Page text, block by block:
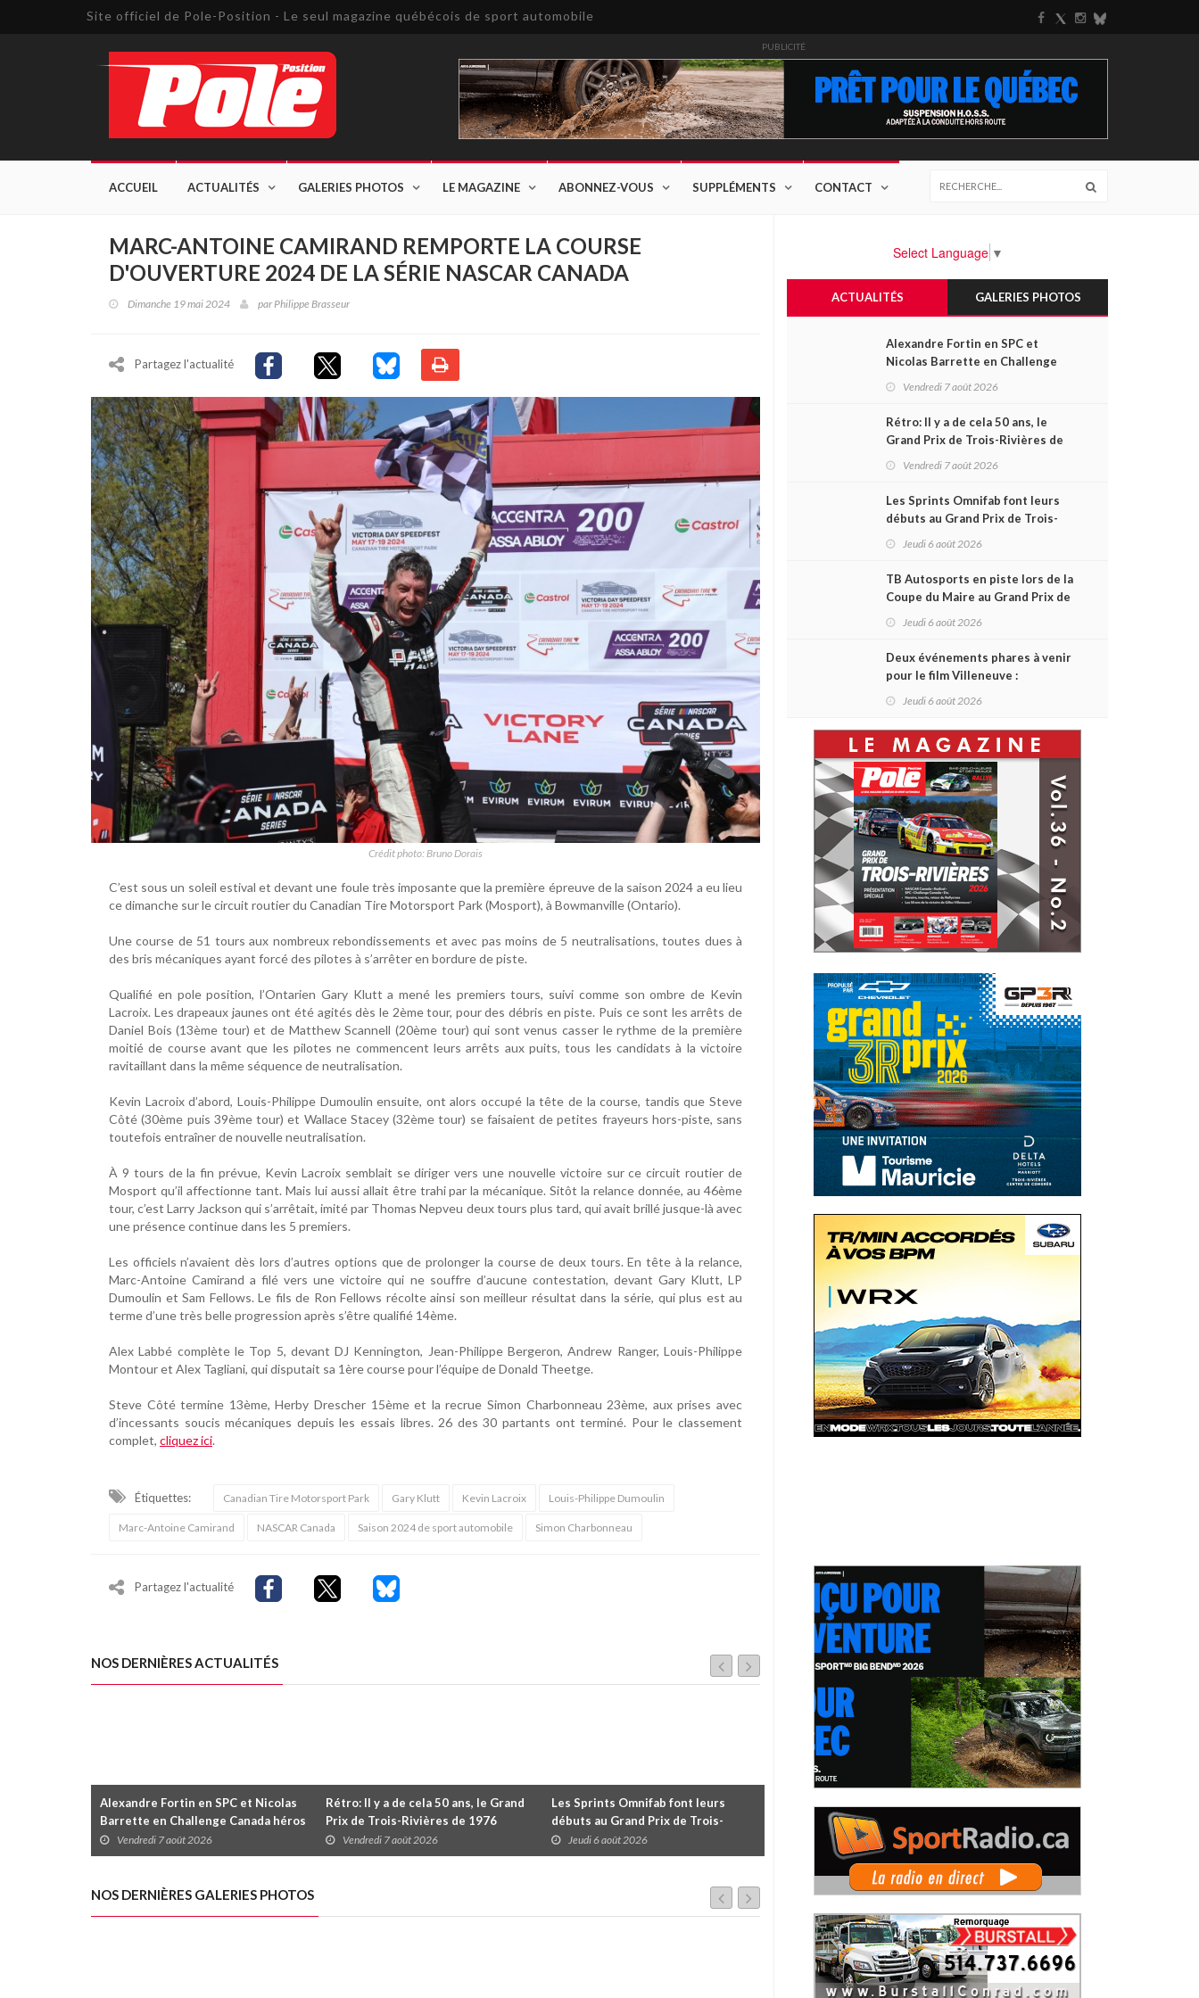
Site officiel de Pole-Position - Le seul magazine québécois de sport automobile
PUBLICITÉ
ACCUEIL ACTUALITÉS GALERIES PHOTOS LE MAGAZINE ABONNEZ-VOUS SUPPLÉMENTS CONTACT
MARC-ANTOINE CAMIRAND REMPORTE LA COURSE
D'OUVERTURE 2024 DE LA SÉRIE NASCAR CANADA
Dimanche 19 mai 2024 parPhilippe Brasseur
Partagez l'actualité
Crédit photo: Bruno Dorais
C’est sous un soleil estival et devant une foule très imposante que la première épreuve de la saison 2024 a eu lieu
ce dimanche sur le circuit routier du Canadian Tire Motorsport Park (Mosport), à Bowmanville (Ontario).
Une course de 51 tours aux nombreux rebondissements et avec pas moins de 5 neutralisations, toutes dues à
des bris mécaniques ayant forcé des pilotes à s’arrêter en bordure de piste.
Qualifié en pole position, l’Ontarien Gary Klutt a mené les premiers tours, suivi comme son ombre de Kevin
Lacroix. Les drapeaux jaunes ont été agités dès le 2ème tour, pour des débris en piste. Puis ce sont les arrêts de
Daniel Bois (13ème tour) et de Matthew Scannell (20ème tour) qui sont venus casser le rythme de la première
moitié de course avant que les pilotes ne commencent leurs arrêts aux puits, tous les candidats à la victoire
ravitaillant dans la même séquence de neutralisation.
Kevin Lacroix d’abord, Louis-Philippe Dumoulin ensuite, ont alors occupé la tête de la course, tandis que Steve
Côté (30ème puis 39ème tour) et Wallace Stacey (32ème tour) se faisaient de petites frayeurs hors-piste, sans
toutefois entraîner de nouvelle neutralisation.
À 9 tours de la fin prévue, Kevin Lacroix semblait se diriger vers une nouvelle victoire sur ce circuit routier de
Mosport qu’il affectionne tant. Mais lui aussi allait être trahi par la mécanique. Sitôt la relance donnée, au 46ème
tour, c’est Larry Jackson qui s’arrêtait, imité par Thomas Nepveu deux tours plus tard, qui avait brillé jusque-là avec
une présence continue dans les 5 premiers.
Les officiels n’avaient dès lors d’autres options que de prolonger la course de deux tours. En tête à la relance,
Marc-Antoine Camirand a filé vers une victoire qui ne souffre d’aucune contestation, devant Gary Klutt, LP
Dumoulin et Sam Fellows. Le fils de Ron Fellows récolte ainsi son meilleur résultat dans la série, qui plus est au
terme d’une très belle progression après s’être qualifié 14ème.
Alex Labbé complète le Top 5, devant DJ Kennington, Jean-Philippe Bergeron, Andrew Ranger, Louis-Philippe
Montour et Alex Tagliani, qui disputait sa 1ère course pour l’équipe de Donald Theetge.
Steve Côté termine 13ème, Herby Drescher 15ème et la recrue Simon Charbonneau 23ème, aux prises avec
d’incessants soucis mécaniques depuis les essais libres. 26 des 30 partants ont terminé. Pour le classement
complet, cliquez ici.
Étiquettes: Canadian Tire Motorsport Park Gary Klutt Kevin Lacroix Louis-Philippe Dumoulin
Marc-Antoine Camirand NASCAR Canada Saison 2024 de sport automobile Simon Charbonneau
Partagez l'actualité
NOS DERNIÈRES ACTUALITÉS
Alexandre Fortin en SPC et Nicolas
Barrette en Challenge Canada héros
des premières courses du week-end
au GP3R
Vendredi 7 août 2026
Rétro: Il y a de cela 50 ans, le Grand
Prix de Trois-Rivières de 1976
Vendredi 7 août 2026
Les Sprints Omnifab font leurs
débuts au Grand Prix de Trois-
Rivières avec un format inspiré de
Daytona
Jeudi 6 août 2026
Coupe du Maire au Grand Prix de
Trois-Rivières
Jeudi 6 août 2026
d'une légende (+ vidéo)
Jeudi 6 août 2026
NOS DERNIÈRES GALERIES PHOTOS
Select Language ▼
ACTUALITÉS GALERIES PHOTOS
Alexandre Fortin en SPC et
Nicolas Barrette en Challenge
Canada héros des premières
Vendredi 7 août 2026
Rétro: Il y a de cela 50 ans, le
Grand Prix de Trois-Rivières de
1976
Vendredi 7 août 2026
Les Sprints Omnifab font leurs
débuts au Grand Prix de Trois-
Rivières avec un format inspiré
Jeudi 6 août 2026
TB Autosports en piste lors de la
Coupe du Maire au Grand Prix de
Trois-Rivières
Jeudi 6 août 2026
Deux événements phares à venir
pour le film Villeneuve :
L'ascension d'une légende (+
Jeudi 6 août 2026